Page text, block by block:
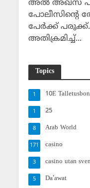
അല്‍ അഖ്‌സ
പോലീസിന്റെ
പേര്‍ക്ക്
അതിക്രമിച്ച്...
Topics
10E
1
25
1
Arab World
8
casino
171
casino utan
3
Da'awat
5